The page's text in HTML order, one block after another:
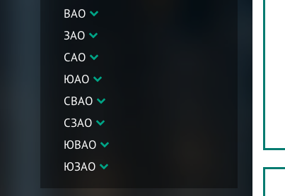
ВАО
ЗАО
САО
ЮАО
СВАО
СЗАО
ЮВАО
ЮЗАО